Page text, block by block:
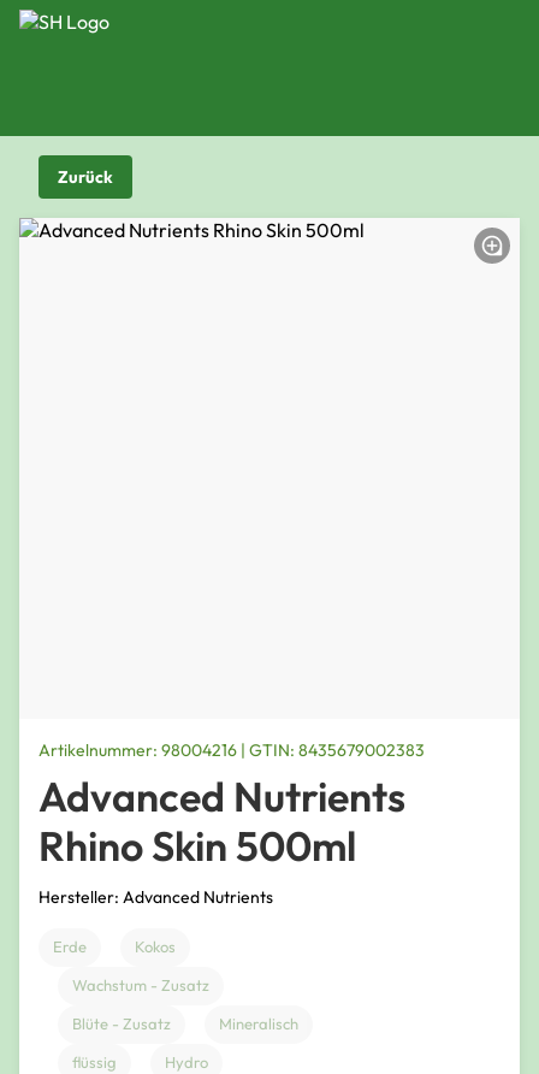
Zurück
Artikelnummer: 98004216 | GTIN: 8435679002383
Advanced Nutrients
Rhino Skin 500ml
Hersteller: Advanced Nutrients
Erde
Kokos
Wachstum - Zusatz
Blüte - Zusatz
Mineralisch
flüssig
Hydro